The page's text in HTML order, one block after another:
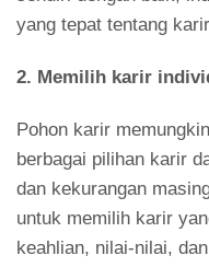
yang tepat tentang
2. Memilih karir
Pohon karir
berbagai pilihan karir
dan kekurangan
untuk memilih karir
keahlian, nilai-nilai,